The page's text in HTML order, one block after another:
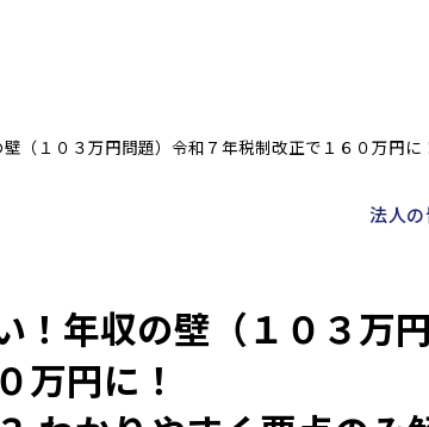
法人
法人の皆様へ
税務
（１０３万円問題） 令和７年税制改正で１６０万円に
年収の壁（１０３万円
万円に！